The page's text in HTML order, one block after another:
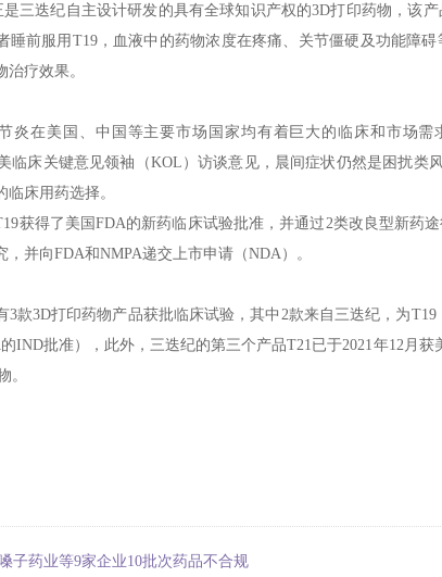
是三迭纪自主设计研发的具有全球知识产权的3D打印药物，该
睡前服用T19，血液中的药物浓度在疼痛、关节僵硬及功能障
治疗效果。
炎在美国、中国等主要市场国家均有着巨大的临床和市场需
临床关键意见领袖（KOL）访谈意见，晨间症状仍然是困扰类
临床用药选择。
获得了美国FDA的新药临床试验批准，并通过2类改良型新药
，并向FDA和NMPA递交上市申请（NDA）。
3款3D打印药物产品获批临床试验，其中2款来自三迭纪，为
IND批准），此外，三迭纪的第三个产品T21已于2021年12月
。
子药业等9家企业10批次药品不合规